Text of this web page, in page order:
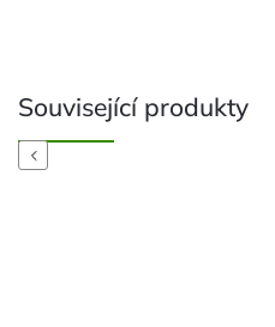
Související produkty
Previous